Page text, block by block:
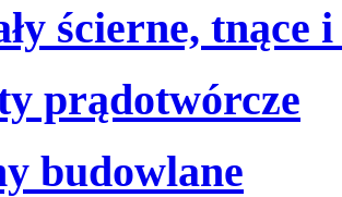
ścierne, tnące
prądotwórcze
budowlane